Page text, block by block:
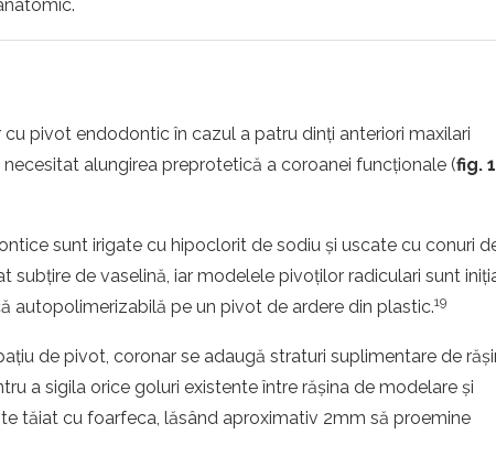
pivot endodontic în cazul a patru dinți anteriori maxilari
alungirea preprotetică a coroanei funcționale (fig. 1
sunt irigate cu hipoclorit de sodiu și uscate cu conuri
subțire de vaselină, iar modelele pivoților radiculari sunt
autopolimerizabilă pe un pivot de ardere din plastic.19
de pivot, coronar se adaugă straturi suplimentare de
a sigila orice goluri existente între rășina de modelare și
tăiat cu foarfeca, lăsând aproximativ 2mm să proemine